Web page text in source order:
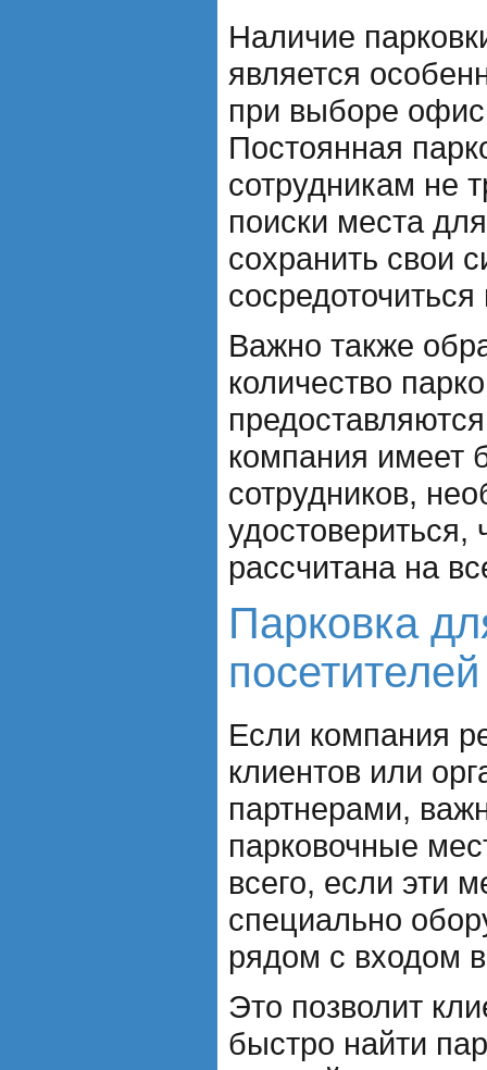
Наличие
является
при выборе
Постоянная
сотрудникам не
поиски места
сохранить свои
Важно также
количество
компания имеет
сотрудников,
удостовериться,
рассчитана на
Парковка
посетителей
Если компания
клиентов или
партнерами,
парковочные
всего, если эти
специально
рядом с входом
Это позволит
быстро найти